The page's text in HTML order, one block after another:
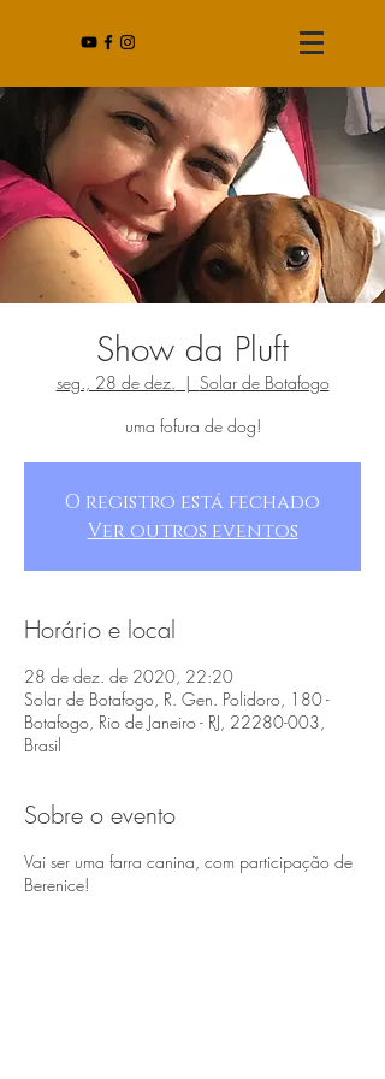
Show da Pluft
seg., 28 de dez.
  |
Solar de Botafogo
uma fofura de dog!
O registro está fechado
Ver outros eventos
Horário e local
28 de dez. de 2020, 22:20
Solar de Botafogo, R. Gen. Polidoro, 180 -
Botafogo, Rio de Janeiro - RJ, 22280-003,
Brasil
Sobre o evento
Vai ser uma farra canina, com participação de
Berenice!